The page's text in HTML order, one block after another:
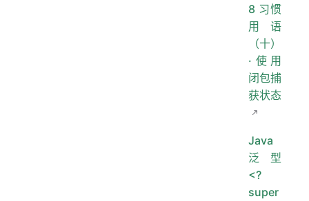
8 习惯
用语
（十）
·使用
闭包捕
获状态
Java
泛型
<?
super